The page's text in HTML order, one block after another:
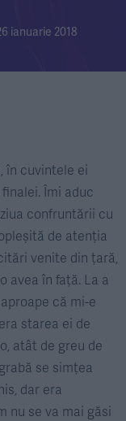
ianuarie 2018
în cuvintele ei
Îmi aduc
confruntării cu
de atenția
venite din țară,
avea în față. La a
că mi-e
starea ei de
atât de greu de
se simțea
dar era
nu se va mai găsi